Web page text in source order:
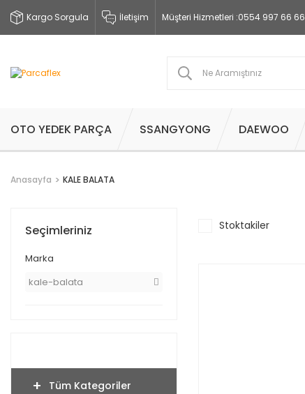
Kargo Sorgula İletişim Müşteri Hizmetleri :0554 997 66 66
OTO YEDEK PARÇA SSANGYONG DAEWOO
Anasayfa KALE BALATA
Seçimleriniz
Marka
kale-balata
Tüm Kategoriler
Stoktakiler